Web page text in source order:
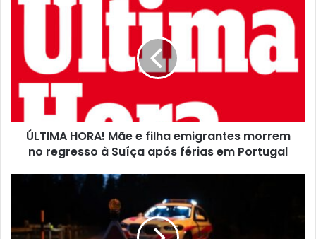
ÚLTIMA HORA! Mãe e filha emigrantes morrem
no regresso à Suíça após férias em Portugal